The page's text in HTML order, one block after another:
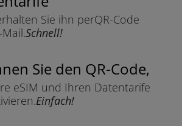
Sie ihn perQR-Code
Schnell!
Sie den QR-Code,
eSIM und Ihren Datentarife
Einfach!